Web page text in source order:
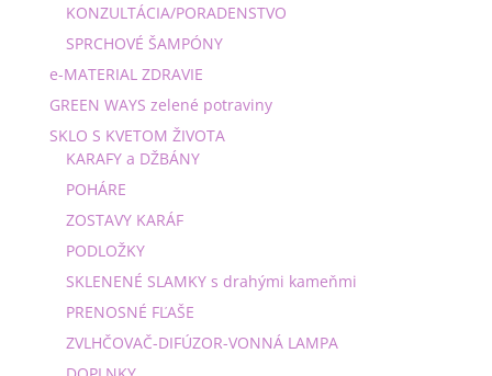
KONZULTÁCIA/PORADENSTVO
SPRCHOVÉ ŠAMPÓNY
e-MATERIAL ZDRAVIE
GREEN WAYS zelené potraviny
SKLO S KVETOM ŽIVOTA
KARAFY a DŽBÁNY
POHÁRE
ZOSTAVY KARÁF
PODLOŽKY
SKLENENÉ SLAMKY s drahými kameňmi
PRENOSNÉ FĽAŠE
ZVLHČOVAČ-DIFÚZOR-VONNÁ LAMPA